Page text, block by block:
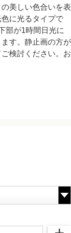
美しい色合いを表
に光るタイプで
部が1時間日光に
す。静止画の方が
検討ください。お